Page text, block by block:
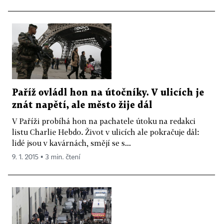
Paříž ovládl hon na útočníky. V ulicích je
znát napětí, ale město žije dál
V Paříži probíhá hon na pachatele útoku na redakci
listu Charlie Hebdo. Život v ulicích ale pokračuje dál:
lidé jsou v kavárnách, smějí se s...
9. 1. 2015 ▪ 3 min. čtení